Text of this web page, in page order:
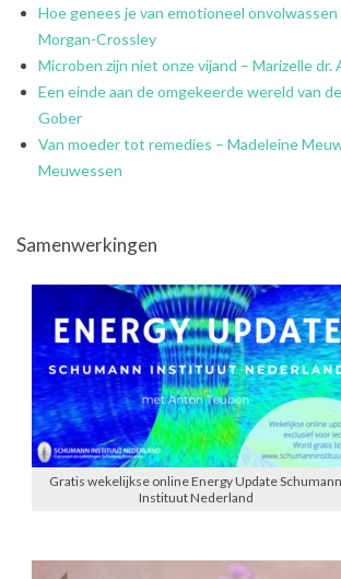
Hoe genees je van emotioneel onvolwassen
Morgan-Crossley
Microben zijn niet onze vijand – Marizelle dr.
Een einde aan de omgekeerde wereld van
Gober
Van moeder tot remedies – Madeleine
Meuwessen
Samenwerkingen
Gratis wekelijkse online Energy Update Schumann
Instituut Nederland